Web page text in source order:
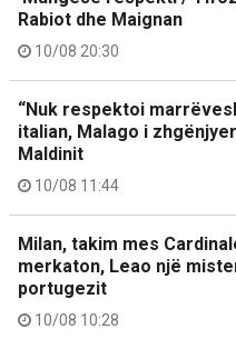
Rabiot dhe Maignan
10/08 20:30
“Nuk respektoi
italian, Malago i
Maldinit
10/08 11:44
Milan, takim mes
merkaton, Leao një
portugezit
10/08 10:28